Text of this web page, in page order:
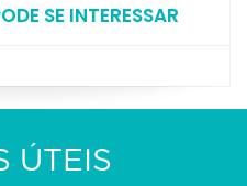
SE INTERESSAR
ÚTEIS